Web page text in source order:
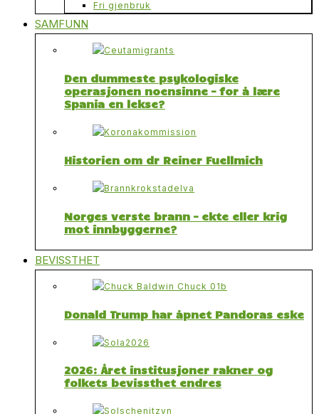
Fri gjenbruk
SAMFUNN
Den dummeste psykologiske
operasjonen noensinne – for å lære
Spania en lekse?
Historien om dr Reiner Fuellmich
Norges verste brann – ekte eller krig
mot innbyggerne?
BEVISSTHET
Donald Trump har åpnet Pandoras eske
2026: Året institusjoner rakner og
folkets bevissthet endres